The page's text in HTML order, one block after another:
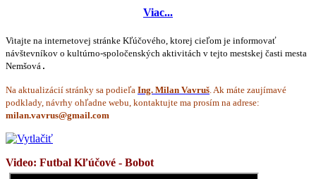
Viac...
Vitajte na internetovej stránke Kľúčového, ktorej cieľom je informovať
návštevníkov o kultúrno-spoločenských aktivitách v tejto mestskej časti mesta
Nemšová .
Na aktualizácií stránky sa podieľa Ing. Milan Vavruš . Ak máte zaujímavé
podklady, návrhy ohľadne webu, kontaktujte ma prosím na adrese:
Video: Futbal Kľúčové - Bobot